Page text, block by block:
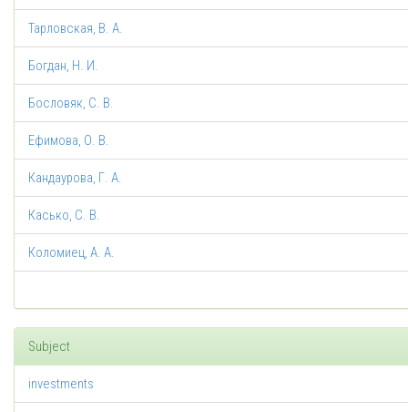
Тарловская, В. А.
Богдан, Н. И.
Бословяк, С. В.
Ефимова, О. В.
Кандаурова, Г. А.
Касько, С. В.
Коломиец, А. А.
Subject
investments